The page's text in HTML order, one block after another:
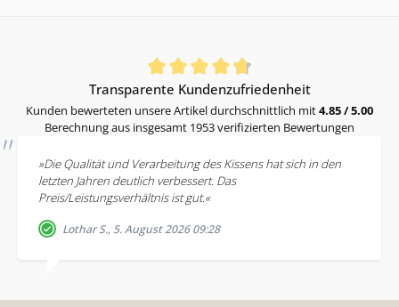
Durchschnittliche Bewertung von 4.85 von 5 Sternen
Transparente Kundenzufriedenheit
Kunden bewerteten unsere Artikel durchschnittlich mit4.85 / 5.00
Berechnung aus insgesamt 1953 verifizierten Bewertungen
»Die Qualität und Verarbeitung des Kissens hat sich in den
letzten Jahren deutlich verbessert. Das
Preis/Leistungsverhältnis ist gut.«
Lothar S., 5. August 2026 09:28